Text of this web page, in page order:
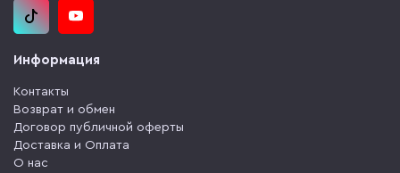
Информация
Контакты
Возврат и обмен
Договор публичной оферты
Доставка и Оплата
О нас